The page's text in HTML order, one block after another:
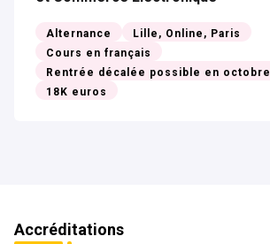
Alternance
Lille, Online, Paris
Cours en français
Rentrée décalée possible en octobre
18K euros
Accréditations